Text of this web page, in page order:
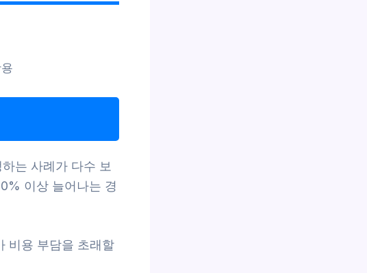
는 사례가 다수 보
이상 늘어나는 경
비용 부담을 초래할